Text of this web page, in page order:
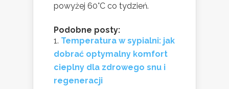
powyżej 60°C co tydzień.
Podobne posty:
Temperatura w sypialni: jak
dobrać optymalny komfort
cieplny dla zdrowego snu i
regeneracji